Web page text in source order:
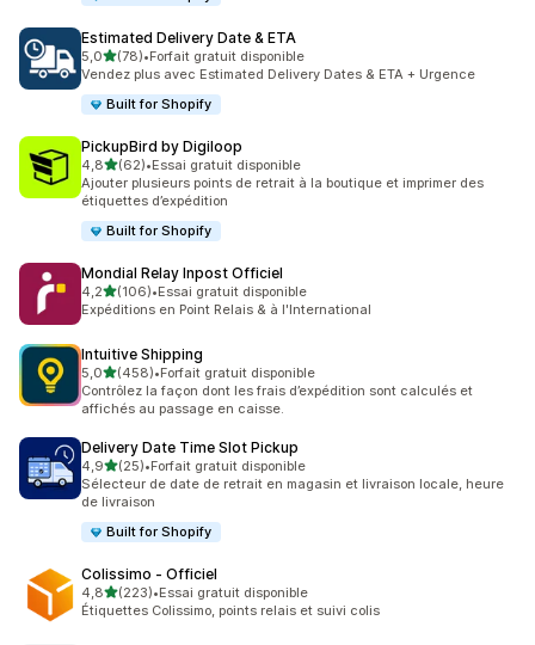
Estimated Delivery Date & ETA
5,0étoile(s) sur 5
(78)
78 avis au total
•Forfait gratuit disponible
Vendez plus avec Estimated Delivery Dates & ETA + Urgence
Built for Shopify
PickupBird by Digiloop
4,8étoile(s) sur 5
(62)
62 avis au total
•Essai gratuit disponible
Ajouter plusieurs points de retrait à la boutique et imprimer des
étiquettes d’expédition
Built for Shopify
Mondial Relay Inpost Officiel
4,2étoile(s) sur 5
(106)
106 avis au total
•Essai gratuit disponible
Expéditions en Point Relais & à l'International
Intuitive Shipping
5,0étoile(s) sur 5
(458)
458 avis au total
•Forfait gratuit disponible
Contrôlez la façon dont les frais d’expédition sont calculés et
affichés au passage en caisse.
Delivery Date Time Slot Pickup
4,9étoile(s) sur 5
(25)
25 avis au total
•Forfait gratuit disponible
Sélecteur de date de retrait en magasin et livraison locale, heure
de livraison
Built for Shopify
Colissimo ‑ Officiel
4,8étoile(s) sur 5
(223)
223 avis au total
•Essai gratuit disponible
Étiquettes Colissimo, points relais et suivi colis